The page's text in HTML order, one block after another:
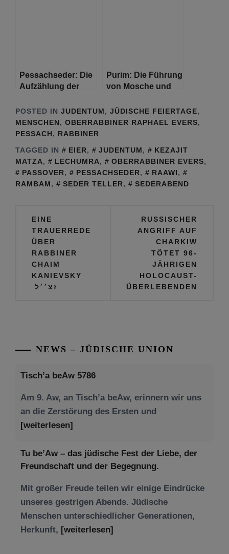
Pessachseder: Die
Aufzählung der
Purim: Die Führung
von Mosche und
POSTED IN JUDENTUM, JÜDISCHE FEIERTAGE,
MENSCHEN, OBERRABBINER RAPHAEL EVERS,
PESSACH, RABBINER
TAGGED IN
EIER, JUDENTUM,
KEZAJIT
MATZA, LECHUMRA, OBERRABBINER EVERS,
PASSOVER, PESSACHSEDER, RAAWI,
RAMBAM, SEDER TELLER, SEDERABEND
Beitragsnavigation
EINE
TRAUERREDE
ÜBER
RABBINER
CHAIM
KANIEVSKY
זצ׳׳ל
RUSSISCHER
ANGRIFF AUF
CHARKIW
TÖTET 96-
JÄHRIGEN
HOLOCAUST-
ÜBERLEBENDEN
NEWS – JÜDISCHE UNION
Tisch’a beAw 5786
Am 9. Aw, an Tisch’a beAw, erinnern wir uns
an die Zerstörung des Ersten und
[weiterlesen]
Tu be’Aw – das jüdische Fest der Liebe, der
Freundschaft und der Begegnung.
Mit großer Freude teilen wir einige Eindrücke
unseres gestrigen Abends. Jüdische
Menschen unterschiedlicher Generationen,
Herkunft, [weiterlesen]